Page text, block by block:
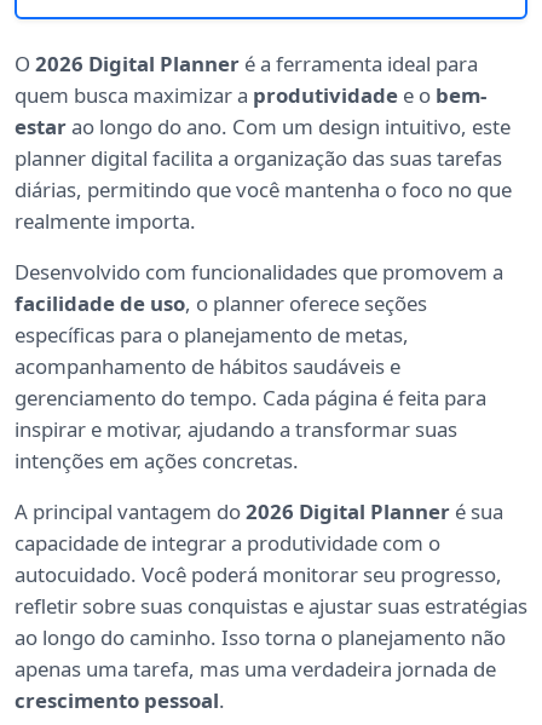
O 2026 Digital Planner é a ferramenta ideal para
quem busca maximizar a produtividade e o bem-
estarao longo do ano. Com um design intuitivo, este
planner digital facilita a organização das suas tarefas
diárias, permitindo que você mantenha o foco no que
realmente importa.
Desenvolvido com funcionalidades que promovem a
facilidade de uso, o planner oferece seções
específicas para o planejamento de metas,
acompanhamento de hábitos saudáveis e
gerenciamento do tempo. Cada página é feita para
inspirar e motivar, ajudando a transformar suas
intenções em ações concretas.
A principal vantagem do2026 Digital Planner é sua
capacidade de integrar a produtividade com o
autocuidado. Você poderá monitorar seu progresso,
refletir sobre suas conquistas e ajustar suas estratégias
ao longo do caminho. Isso torna o planejamento não
apenas uma tarefa, mas uma verdadeira jornada de
crescimento pessoal.